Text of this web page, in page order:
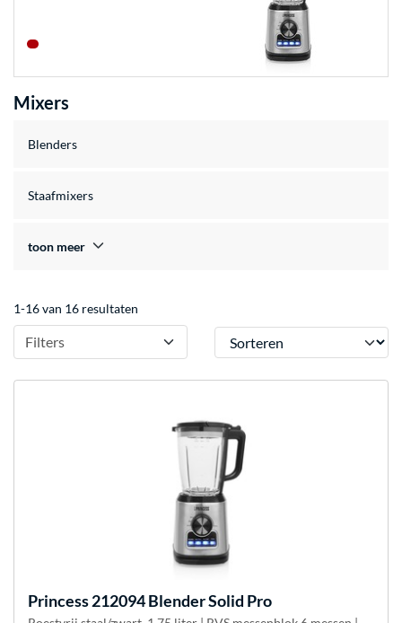
Mixers
Blenders
Staafmixers
toon meer
1-16 van 16 resultaten
Filters Sorteren
Princess212094 Blender Solid Pro